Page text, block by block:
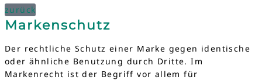
zurück
Markenschutz
Der rechtliche Schutz einer Marke gegen identische
oder ähnliche Benutzung durch Dritte. Im
Markenrecht ist der Begriff vor allem für